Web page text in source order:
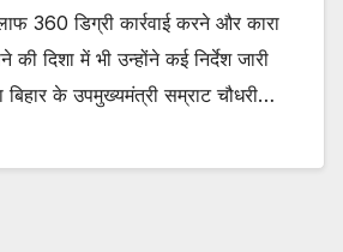
360 डिग्री कार्रवाई करने और कारा
दिशा में भी उन्होंने कई निर्देश जारी
बिहार के उपमुख्यमंत्री सम्राट चौधरी…